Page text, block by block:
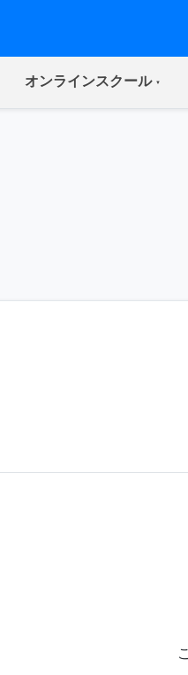
オンラインスクール